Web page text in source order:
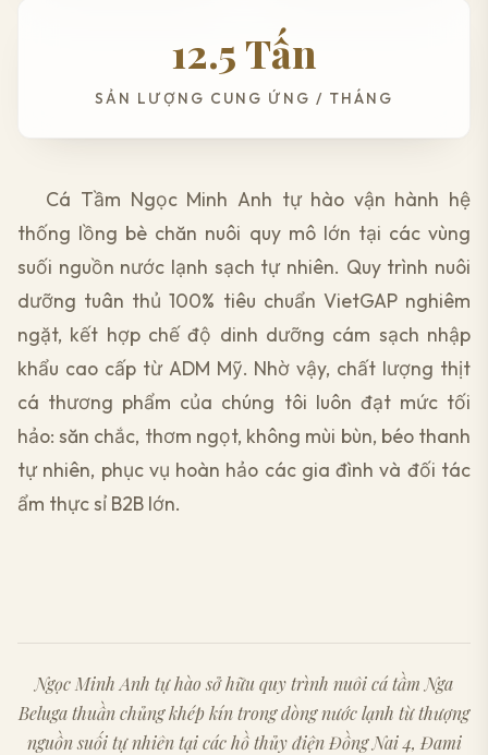
12.5 Tấn
SẢN LƯỢNG CUNG ỨNG / THÁNG
Cá Tầm Ngọc Minh Anh tự hào vận hành hệ
thống lồng bè chăn nuôi quy mô lớn tại các vùng
suối nguồn nước lạnh sạch tự nhiên. Quy trình nuôi
dưỡng tuân thủ 100% tiêu chuẩn VietGAP nghiêm
ngặt, kết hợp chế độ dinh dưỡng cám sạch nhập
khẩu cao cấp từ ADM Mỹ. Nhờ vậy, chất lượng thịt
cá thương phẩm của chúng tôi luôn đạt mức tối
hảo: săn chắc, thơm ngọt, không mùi bùn, béo thanh
tự nhiên, phục vụ hoàn hảo các gia đình và đối tác
ẩm thực sỉ B2B lớn.
Ngọc Minh Anh tự hào sở hữu quy trình nuôi cá tầm Nga
Beluga thuần chủng khép kín trong dòng nước lạnh từ thượng
nguồn suối tự nhiên tại các hồ thủy điện Đồng Nai 4, Đami